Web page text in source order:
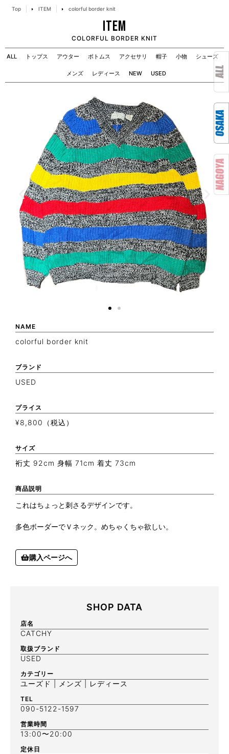
Top ITEM colorful border knit
ITEM
COLORFUL BORDER KNIT
ALL トップス アウター ボトムス アクセサリ 帽子 小物 シューズ
メンズ レディース NEW USED
NAME
colorful border knit
ブランド
USED
プライス
¥8,800（税込）
サイズ
裄丈 92cm 身幅 71cm 着丈 73cm
商品説明
これはちょっと刺さるデザインです。
多色ボーダーでＶネック。めちゃくちゃ欲しい。
購入ページへ
SHOP DATA
店名
CATCHY
取扱ブランド
USED
カテゴリー
ユーズド | メンズ | レディース
TEL
090-5122-1597
営業時間
13:00〜20:00
定休日